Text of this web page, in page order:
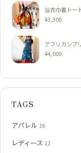
浴衣巾着トー
¥3,300
アフリカンプ
¥4,000
TAGS
アパレル 16
レディース 12